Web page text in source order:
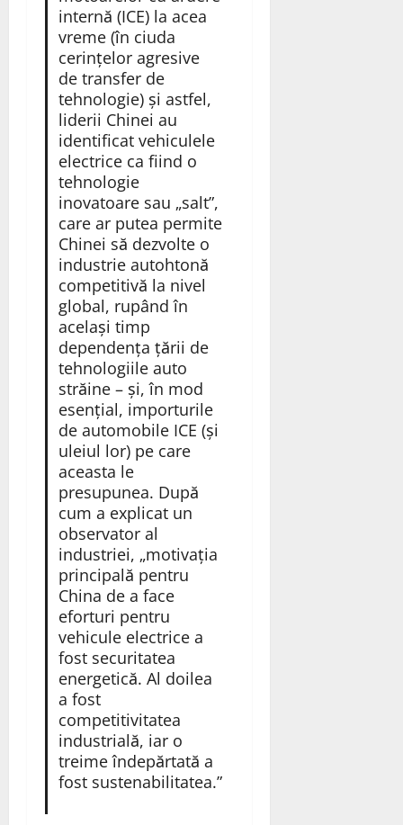
internă (ICE) la acea
vreme (în ciuda
cerințelor agresive
de transfer de
tehnologie) și astfel,
liderii Chinei au
identificat vehiculele
electrice ca fiind o
tehnologie
inovatoare sau „salt”,
care ar putea permite
Chinei să dezvolte o
industrie autohtonă
competitivă la nivel
global, rupând în
același timp
dependența țării de
tehnologiile auto
străine – și, în mod
esențial, importurile
de automobile ICE (și
uleiul lor) pe care
aceasta le
presupunea. După
cum a explicat un
observator al
industriei, „motivația
principală pentru
China de a face
eforturi pentru
vehicule electrice a
fost securitatea
energetică. Al doilea
a fost
competitivitatea
industrială, iar o
treime îndepărtată a
fost sustenabilitatea.”